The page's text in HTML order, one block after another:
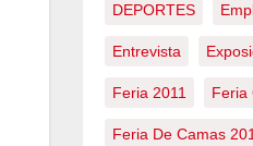
DEPORTES
Entrevista
Feria 2011 Feria
Feria De Camas